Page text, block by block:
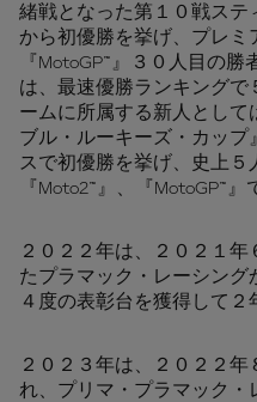
緒戦となった第１０戦ステ
から初優勝を挙げ、プレミ
『MotoGP™』３０人目の
は、最速優勝ランキング
ームに所属する新人として
ブル・ルーキーズ・カップ
スで初優勝を挙げ、史上５
『Moto2™』、『MotoGP™』
２０２２年は、２０２１
たプラマック・レーシング
４度の表彰台を獲得して２
２０２３年は、２０２２
れ、プリマ・プラマック・